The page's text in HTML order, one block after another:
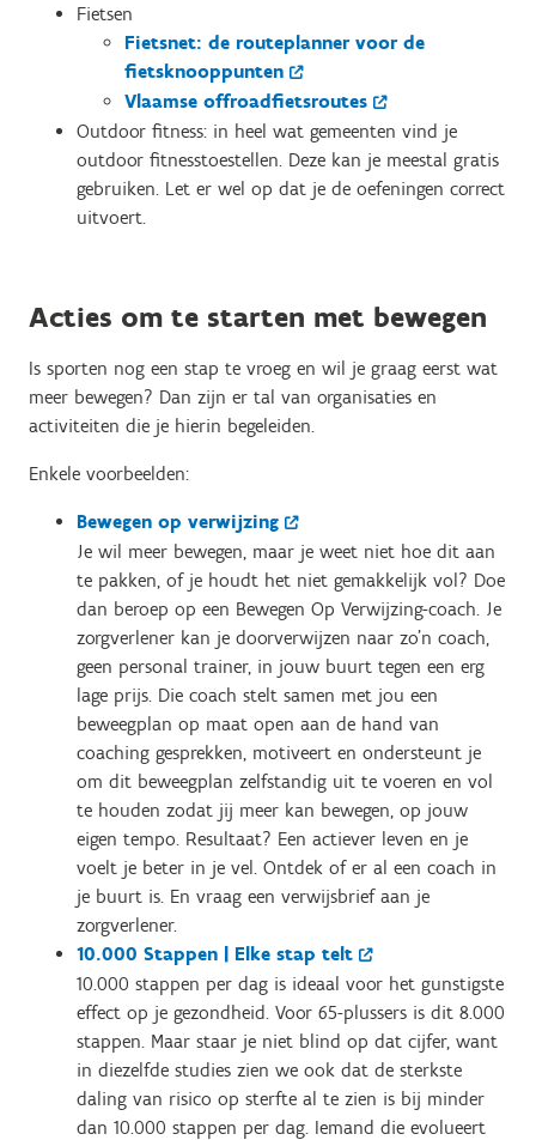
Fietsen
Fietsnet: de routeplanner voor de
fietsknooppunten
Vlaamse offroadfietsroutes
Outdoor fitness: in heel wat gemeenten vind je
outdoor fitnesstoestellen. Deze kan je meestal gratis
gebruiken. Let er wel op dat je de oefeningen correct
uitvoert.
Acties om te starten met bewegen
Is sporten nog een stap te vroeg en wil je graag eerst wat
meer bewegen? Dan zijn er tal van organisaties en
activiteiten die je hierin begeleiden.
Enkele voorbeelden:
Bewegen op verwijzing
Je wil meer bewegen, maar je weet niet hoe dit aan
te pakken, of je houdt het niet gemakkelijk vol? Doe
dan beroep op een Bewegen Op Verwijzing-coach. Je
zorgverlener kan je doorverwijzen naar zo'n coach,
geen personal trainer, in jouw buurt tegen een erg
lage prijs. Die coach stelt samen met jou een
beweegplan op maat open aan de hand van
coaching gesprekken, motiveert en ondersteunt je
om dit beweegplan zelfstandig uit te voeren en vol
te houden zodat jij meer kan bewegen, op jouw
eigen tempo. Resultaat? Een actiever leven en je
voelt je beter in je vel. Ontdek of er al een coach in
je buurt is. En vraag een verwijsbrief aan je
zorgverlener.
10.000 Stappen | Elke stap telt
10.000 stappen per dag is ideaal voor het gunstigste
effect op je gezondheid. Voor 65-plussers is dit 8.000
stappen. Maar staar je niet blind op dat cijfer, want
in diezelfde studies zien we ook dat de sterkste
daling van risico op sterfte al te zien is bij minder
dan 10.000 stappen per dag. Iemand die evolueert